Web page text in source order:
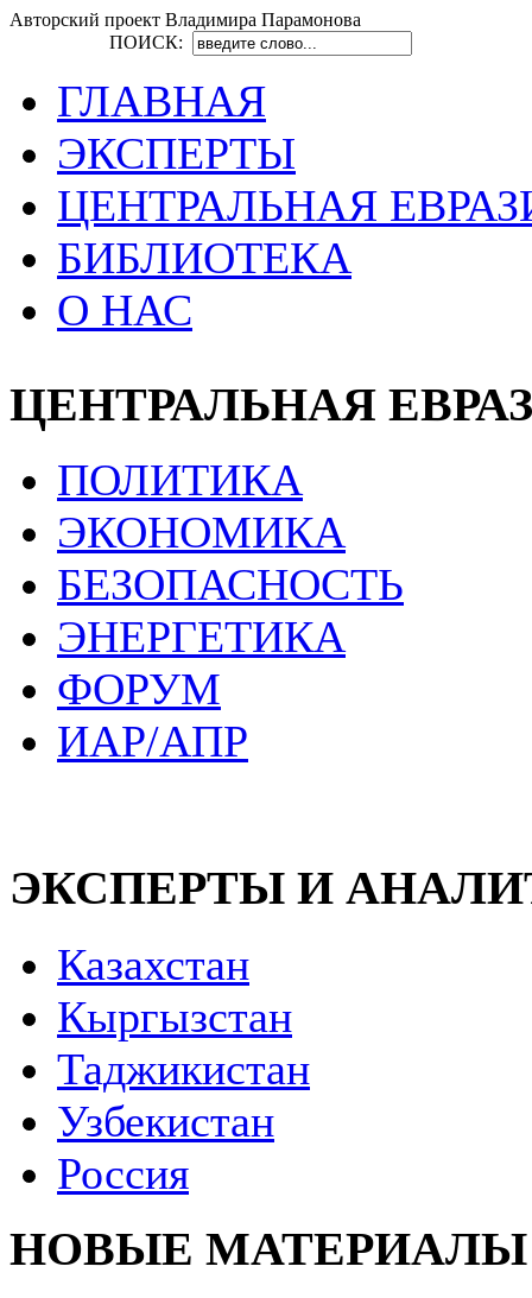
Авторский проект Владимира Парамонова
ПОИСК:
ГЛАВНАЯ
ЭКСПЕРТЫ
ЦЕНТРАЛЬНАЯ
БИБЛИОТЕКА
О НАС
ЦЕНТРАЛЬНАЯ
ПОЛИТИКА
ЭКОНОМИКА
БЕЗОПАСНОСТЬ
ЭНЕРГЕТИКА
ФОРУМ
ИАР/АПР
ЭКСПЕРТЫ И
Казахстан
Кыргызстан
Таджикистан
Узбекистан
Россия
НОВЫЕ МАТЕРИАЛЫ